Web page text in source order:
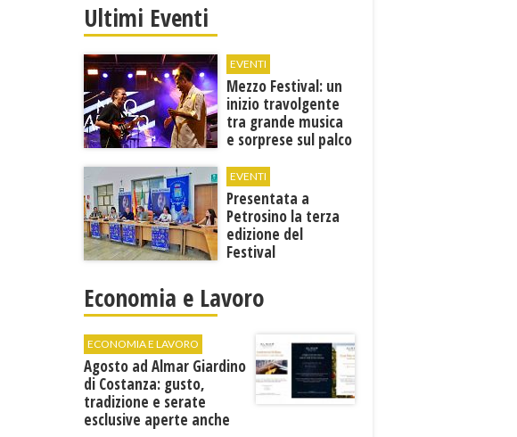
Ultimi Eventi
EVENTI
Mezzo Festival: un
inizio travolgente
tra grande musica
e sorprese sul palco
EVENTI
Presentata a
Petrosino la terza
edizione del
Festival
"Voci dal
Economia e Lavoro
ECONOMIA E LAVORO
Agosto ad Almar Giardino
di Costanza: gusto,
tradizione e serate
esclusive aperte anche